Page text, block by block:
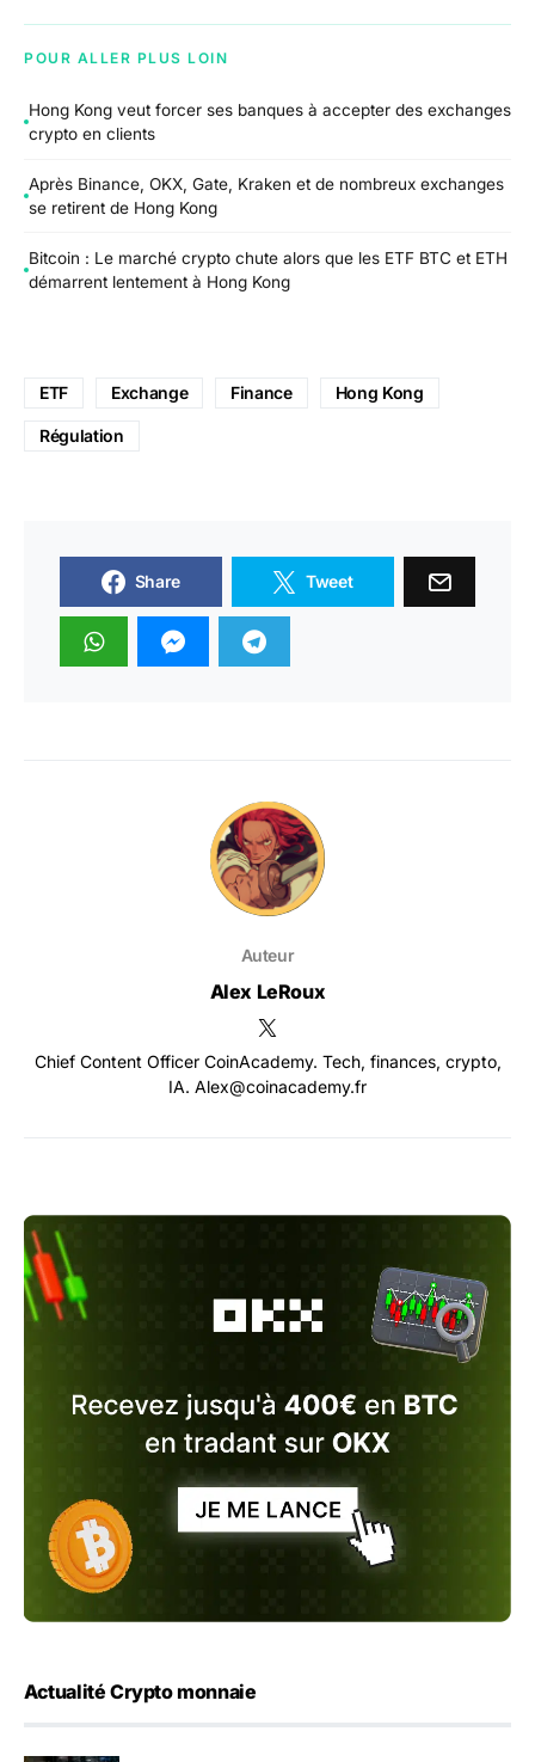
POUR ALLER PLUS LOIN
Hong Kong veut forcer ses banques à accepter des exchanges
crypto en clients
Après Binance, OKX, Gate, Kraken et de nombreux exchanges
se retirent de Hong Kong
Bitcoin : Le marché crypto chute alors que les ETF BTC et ETH
démarrent lentement à Hong Kong
ETF Exchange Finance Hong Kong
Régulation
Share Tweet
Auteur
Alex LeRoux
Chief Content Officer CoinAcademy. Tech, finances, crypto,
IA. Alex@coinacademy.fr
Actualité Crypto monnaie